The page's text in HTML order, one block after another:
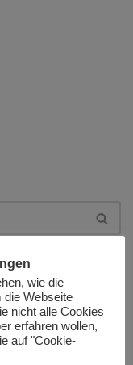
wie die
die Webseite
nicht alle Cookies
erfahren wollen,
auf "Cookie-